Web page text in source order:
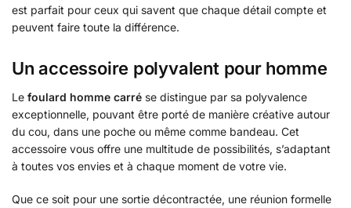
est parfait pour ceux qui savent que chaque détail compte et
peuvent faire toute la différence.
Un accessoire polyvalent pour homme
Le foulard homme carré se distingue par sa polyvalence
exceptionnelle, pouvant être porté de manière créative autour
du cou, dans une poche ou même comme bandeau. Cet
accessoire vous offre une multitude de possibilités, s’adaptant
à toutes vos envies et à chaque moment de votre vie.
Que ce soit pour une sortie décontractée, une réunion formelle